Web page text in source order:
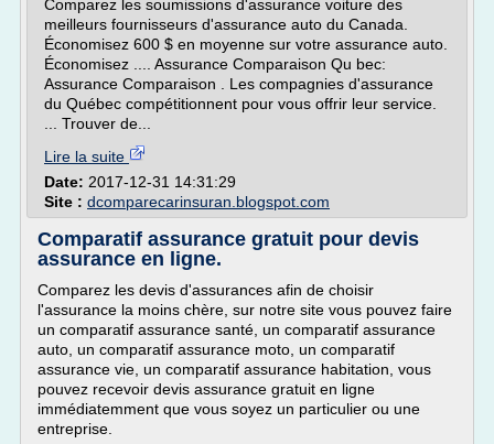
Comparez les soumissions d'assurance voiture des
meilleurs fournisseurs d'assurance auto du Canada.
Économisez 600 $ en moyenne sur votre assurance auto.
Économisez .... Assurance Comparaison Qu bec:
Assurance Comparaison . Les compagnies d'assurance
du Québec compétitionnent pour vous offrir leur service.
... Trouver de...
Lire la suite
Date: 2017-12-31 14:31:29
Site : dcomparecarinsuran.blogspot.com
Comparatif assurance gratuit pour devis
assurance en ligne.
Comparez les devis d'assurances afin de choisir
l'assurance la moins chère, sur notre site vous pouvez faire
un comparatif assurance santé, un comparatif assurance
auto, un comparatif assurance moto, un comparatif
assurance vie, un comparatif assurance habitation, vous
pouvez recevoir devis assurance gratuit en ligne
immédiatemment que vous soyez un particulier ou une
entreprise.